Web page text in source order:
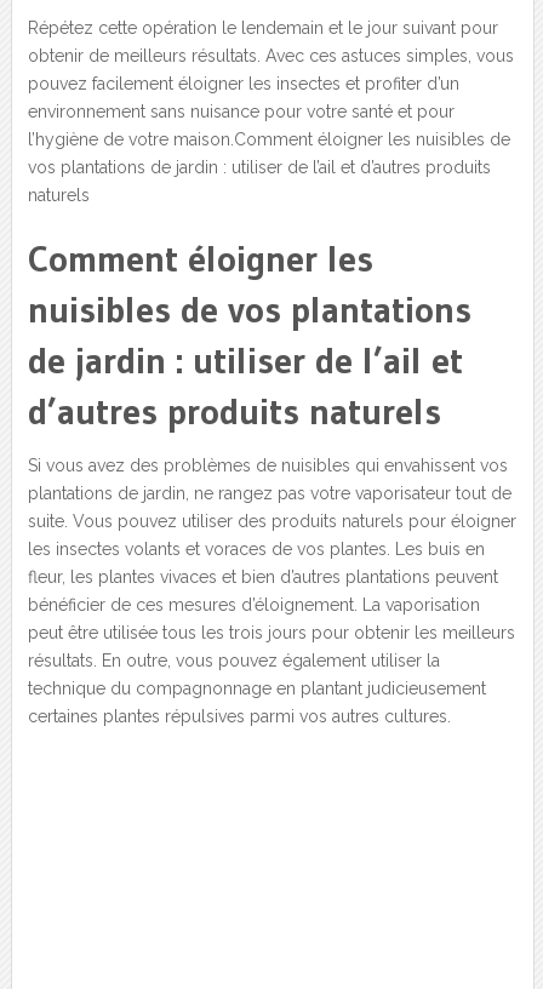
Répétez cette opération le lendemain et le jour suivant pour
obtenir de meilleurs résultats. Avec ces astuces simples, vous
pouvez facilement éloigner les insectes et profiter d’un
environnement sans nuisance pour votre santé et pour
l’hygiène de votre maison.Comment éloigner les nuisibles de
vos plantations de jardin : utiliser de l’ail et d’autres produits
naturels
Comment éloigner les
nuisibles de vos plantations
de jardin : utiliser de l’ail et
d’autres produits naturels
Si vous avez des problèmes de nuisibles qui envahissent vos
plantations de jardin, ne rangez pas votre vaporisateur tout de
suite. Vous pouvez utiliser des produits naturels pour éloigner
les insectes volants et voraces de vos plantes. Les buis en
fleur, les plantes vivaces et bien d’autres plantations peuvent
bénéficier de ces mesures d’éloignement. La vaporisation
peut être utilisée tous les trois jours pour obtenir les meilleurs
résultats. En outre, vous pouvez également utiliser la
technique du compagnonnage en plantant judicieusement
certaines plantes répulsives parmi vos autres cultures.